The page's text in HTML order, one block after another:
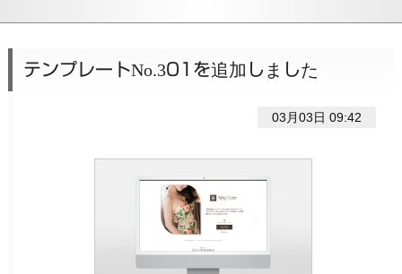
テンプレートNo.301を追加しました
03月03日 09:42